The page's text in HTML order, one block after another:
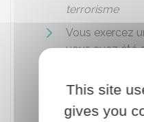
terrorisme
Vous exercez
vous avez été
l'administration
atteinte à une
discrimination.
This site
gives you